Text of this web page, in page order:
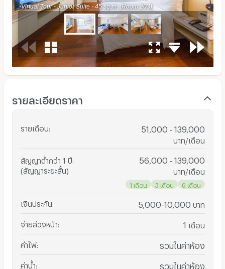
Virtual Tour - Junior Suite - 45 sq.m. (Room 203)
รายละเอียดราคา
รายเดือน 51,000 - 139,000
บาท/เดือน
สัญญาต่ำกว่า 1 ปี
(สัญญาระยะสั้น)
56,000 - 139,000
บาท/เดือน
1 เดือน 3 เดือน 6 เดือน
เงินประกัน 5,000-10,000 บาท
จ่ายล่วงหน้า 1 เดือน
ค่าไฟ: รวมในค่าห้อง
ค่าน้ำ รวมในค่าห้อง